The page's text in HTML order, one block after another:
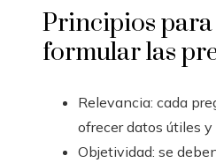
Principios para
formular las
Relevancia: cada
ofrecer datos útiles
Objetividad: se